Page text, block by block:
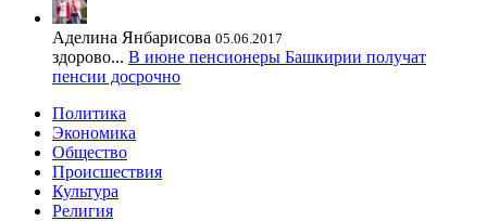
Аделина Янбарисова 05.06.2017
здорово... В июне пенсионеры Башкирии получат
пенсии досрочно
Политика
Экономика
Общество
Происшествия
Культура
Религия